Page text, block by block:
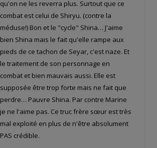
qu'on ne les reverra plus. Surtout que ce
combat est celui de Shiryu. (contre la
méduse!) Bon et le "cycle" Shina… J'aime
bien Shina mais le fait qu'elle rampe aux
pieds de ce tachon de Seyar, c'est naze. Et
le traitement de son personnage en
combat et bien mauvais aussi. Elle est
supposée être trop forte mais ne fait que
perdre… Pauvre Shina. Par contre Marine
je ne l'aime pas. Ce truc frère sœur est très
mal exploité en plus de n'être absolument
PAS crédible.